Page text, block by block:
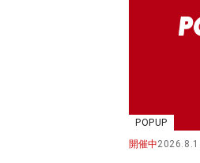
POPUP
開催中2026.8.1